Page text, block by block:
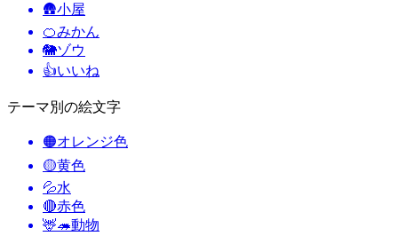
🛖小屋
🍊みかん
🐘ゾウ
👍いいね
テーマ別の絵文字
🟠オレンジ色
🟡黄色
💦水
🔴赤色
🦌🦔動物